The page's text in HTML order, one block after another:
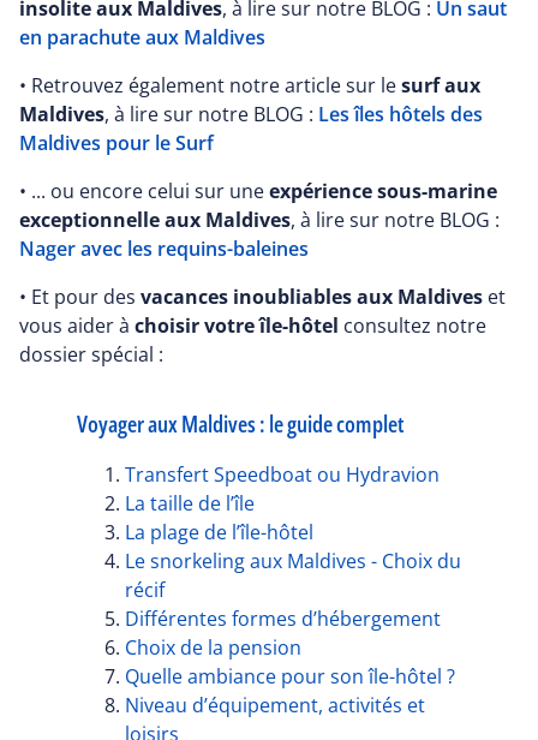
insolite aux Maldives, à lire sur notre BLOG : Un saut
en parachute aux Maldives
• Retrouvez également notre article sur lesurf aux
Maldives, à lire sur notre BLOG : Les îles hôtels des
Maldives pour le Surf
• ... ou encore celui sur uneexpérience sous-marine
exceptionnelle aux Maldives, à lire sur notre BLOG :
Nager avec les requins-baleines
• Et pour des vacances inoubliables aux Maldives et
vous aider à choisir votre île-hôtel consultez notre
dossier spécial :
Voyager aux Maldives : le guide complet
Transfert Speedboat ou Hydravion
La taille de l’île
La plage de l’île-hôtel
Le snorkeling aux Maldives - Choix du
récif
Différentes formes d’hébergement
Choix de la pension
Quelle ambiance pour son île-hôtel ?
Niveau d’équipement, activités et
loisirs